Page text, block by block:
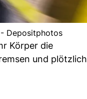
Depositphotos
Körper die
und plötzlich